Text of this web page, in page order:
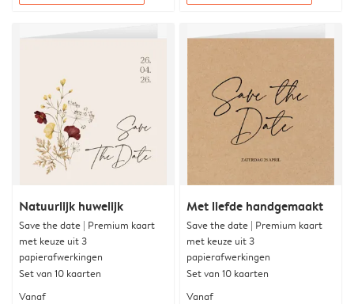
Natuurlijk huwelijk
Save the date | Premium kaart
met keuze uit 3
papierafwerkingen
Set van 10 kaarten
Vanaf
Met liefde handgemaakt
Save the date | Premium kaart
met keuze uit 3
papierafwerkingen
Set van 10 kaarten
Vanaf